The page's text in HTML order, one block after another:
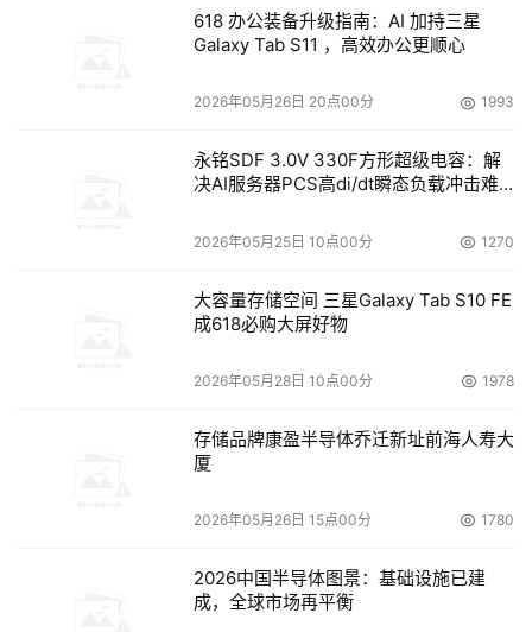
量服务，其SLA（Service Level Agreement，服务等级协
议）要求越来越严格，如果沿用传统运维方式，工作量不可
在网络长期运行的过程中，设备的软、硬件隐患产生积累，
远程资源赋能 轻松化解业务压力
随着业务版图的不断拓展，网络运维的痛点和难点成为搜狗
输支持，让用户使用旗下的搜索引擎、输入法等互联网产
品、服务时获得优越的体验。
618 办公装备升级指南：AI 加持三星
Galaxy Tab S11 ，高效办公更顺心
2026年05月26日 20点00分 1993
永铭SDF 3.0V 330F方形超级电容：解
决AI服务器PCS高di/dt瞬态负载冲击难
2026年05月25日 10点00分 1270
大容量存储空间 三星Galaxy Tab S10 FE
成618必购大屏好物
2026年05月28日 10点00分 1978
存储品牌康盈半导体乔迁新址前海人寿大
厦
2026年05月26日 15点00分 1780
2026中国半导体图景：基础设施已建
成，全球市场再平衡